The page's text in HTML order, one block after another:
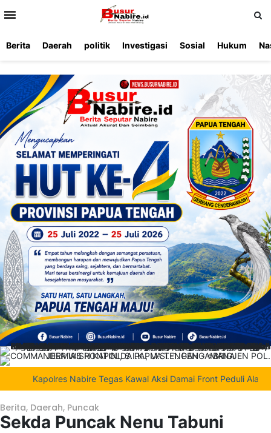
Berita Daerah politik Investigasi Sosial Hukum
Kapolres Nabire Tegas Kawal Aksi Damai Front Peduli Alam
Berita, Daerah, Puncak
Sekda Puncak Nenu Tabuni